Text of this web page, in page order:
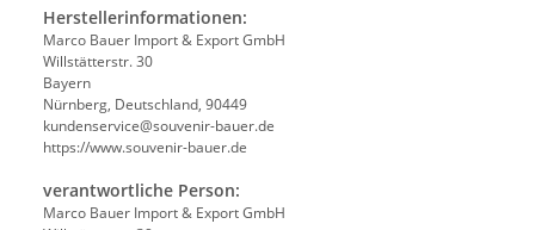
Herstellerinformationen:
Marco Bauer Import & Export GmbH
Willstätterstr. 30
Bayern
Nürnberg, Deutschland, 90449
kundenservice@souvenir-bauer.de
https://www.souvenir-bauer.de
verantwortliche Person:
Marco Bauer Import & Export GmbH